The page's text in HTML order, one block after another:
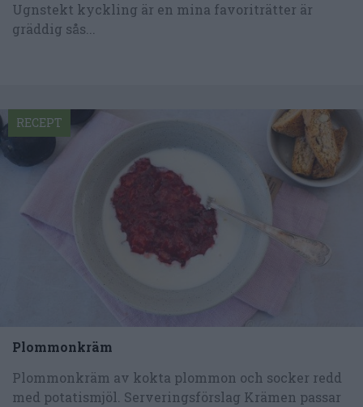
Ugnstekt kyckling är en mina favoriträtter är
gräddig sås...
Plommonkräm
Plommonkräm av kokta plommon och socker redd
med potatismjöl. Serveringsförslag Krämen passar
RECEPT